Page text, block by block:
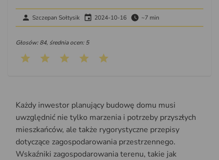
Szczepan Sołtysik 2024-10-16 ~7 min
Głosów: 84, średnia ocen: 5
Każdy inwestor planujący budowę domu musi
uwzględnić nie tylko marzenia i potrzeby przyszłych
mieszkańców, ale także rygorystyczne przepisy
dotyczące zagospodarowania przestrzennego.
Wskaźniki zagospodarowania terenu, takie jak